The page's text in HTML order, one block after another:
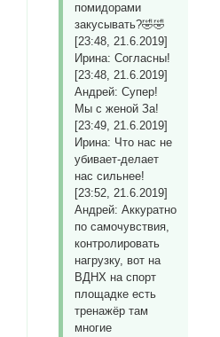
помидорами
закусывать?🤣🤣
[23:48, 21.6.2019]
Ирина: Согласны!
[23:48, 21.6.2019]
Андрей: Супер!
Мы с женой За!
[23:49, 21.6.2019]
Ирина: Что нас не
убивает-делает
нас сильнее!
[23:52, 21.6.2019]
Андрей: Аккуратно
по самочувствия,
контролировать
нагрузку, вот на
ВДНХ на спорт
площадке есть
тренажёр там
многие